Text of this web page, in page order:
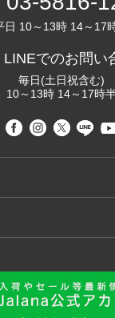
日 10～13時 14～17
LINEでのお問い
毎日(土日祝含む)
10～13時 14～17時
ー